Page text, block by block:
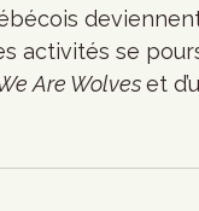
se
Are Wolves et